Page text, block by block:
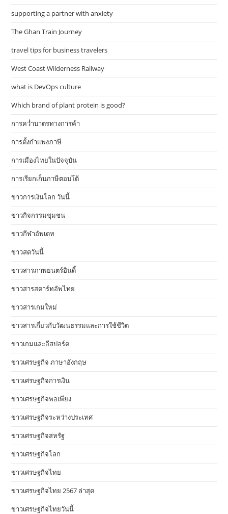
supporting a partner with anxiety
The Ghan Train Journey
travel tips for business travelers
West Coast Wilderness Railway
what is DevOps culture
Which brand of plant protein is good?
การคว่ำบาตรทางการค้า
การตั้งกำแพงภาษี
การเมืองไทยในปัจจุบัน
การเรียกเก็บภาษีตอบโต้
ข่าวการเงินโลก วันนี้
ข่าวกิจกรรมชุมชน
ข่าวกีฬาอัพเดท
ข่าวสดวันนี้
ข่าวสารภาพยนตร์อินดี้
ข่าวสารสตาร์ทอัพไทย
ข่าวสารเกมใหม่
ข่าวสารเกี่ยวกับวัฒนธรรมและการใช้ชีวิต
ข่าวเกมและอีสปอร์ต
ข่าวเศรษฐกิจ ภาษาอังกฤษ
ข่าวเศรษฐกิจการเงิน
ข่าวเศรษฐกิจพอเพียง
ข่าวเศรษฐกิจระหว่างประเทศ
ข่าวเศรษฐกิจสหรัฐ
ข่าวเศรษฐกิจโลก
ข่าวเศรษฐกิจไทย
ข่าวเศรษฐกิจไทย 2567 ล่าสุด
ข่าวเศรษฐกิจไทยวันนี้